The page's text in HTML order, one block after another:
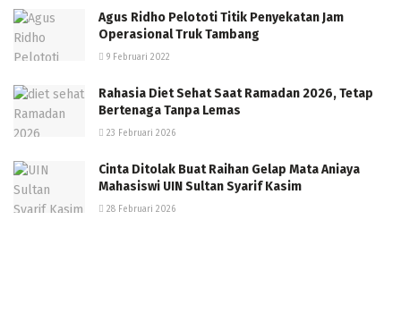
Agus Ridho Pelototi Titik Penyekatan Jam
Operasional Truk Tambang
9 Februari 2022
Rahasia Diet Sehat Saat Ramadan 2026, Tetap
Bertenaga Tanpa Lemas
23 Februari 2026
Cinta Ditolak Buat Raihan Gelap Mata Aniaya
Mahasiswi UIN Sultan Syarif Kasim
28 Februari 2026